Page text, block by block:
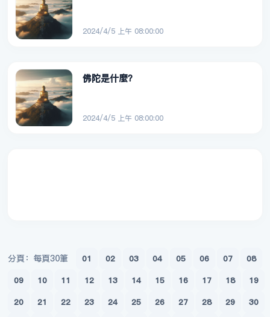
2024/4/5 上午 08:00:00
佛陀是什麼？
2024/4/5 上午 08:00:00
分頁：每頁30筆 01 02 03 04 05 06 07
08
09
10 11 12 13 14 15 16 17 18
19
20
21 22 23 24 25 26 27 28 29
30